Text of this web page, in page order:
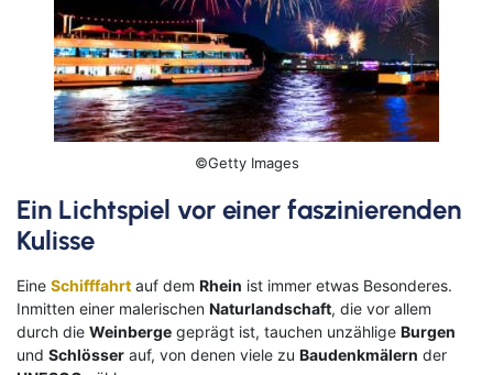
Premiumreisen
Sehenswürdigkeiten entdecken
Silvesterreisen
Städtereisen
Top Reise Deals
Zypern
Fernreisen
Reiseziele entdecken
Mein Schiff Kombireisen
Mosel Kreuzfahrten
Reedereien
Rhein-Kreuzfahrten
Flusskreuzfahrten Last Minute
Kreuzfahrten Last Minute
©Getty Images
Ein Lichtspiel vor einer faszinierenden
Kulisse
Eine Schifffahrt auf dem Rhein ist immer etwas Besonderes.
Inmitten einer malerischen Naturlandschaft, die vor allem
durch die Weinberge geprägt ist, tauchen unzählige Burgen
und Schlösser auf, von denen viele zu Baudenkmälern der